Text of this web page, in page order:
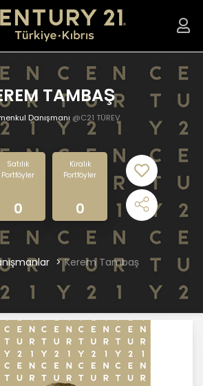
TAMBAŞ
Danışmanı @C21 TÜREV
Satılık
Portföyler
0
Kiralık
Portföyler
0
Kerem Tambaş